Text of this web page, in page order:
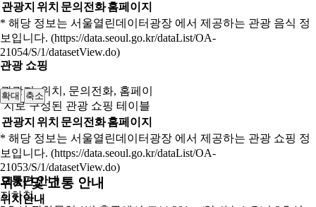
관광지 위치 문의전화홈페이지
* 해당 정보는 서울열린데이터광장 에서 제공하는 관광 음식 정
보입니다. (https://data.seoul.go.kr/dataList/OA-
21054/S/1/datasetView.do)
관광 쇼핑
관광지, 위치, 문의전화, 홈페이
지로 구성된 관광 쇼핑 테이블
관광지 위치 문의전화홈페이지
* 해당 정보는 서울열린데이터광장 에서 제공하는 관광 쇼핑 정
보입니다. (https://data.seoul.go.kr/dataList/OA-
21053/S/1/datasetView.do)
위치 및 교통 안내
위치안내
확대 축소
교통편 안내
지하철